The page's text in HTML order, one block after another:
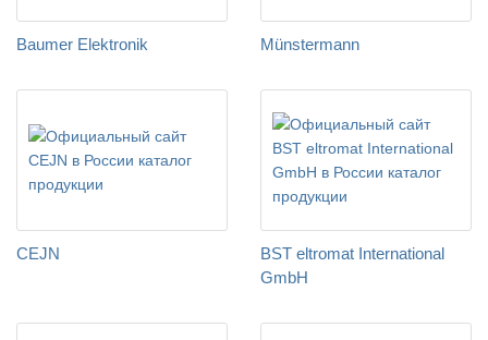
Baumer Elektronik Münstermann
CEJN
BST eltromat International
GmbH